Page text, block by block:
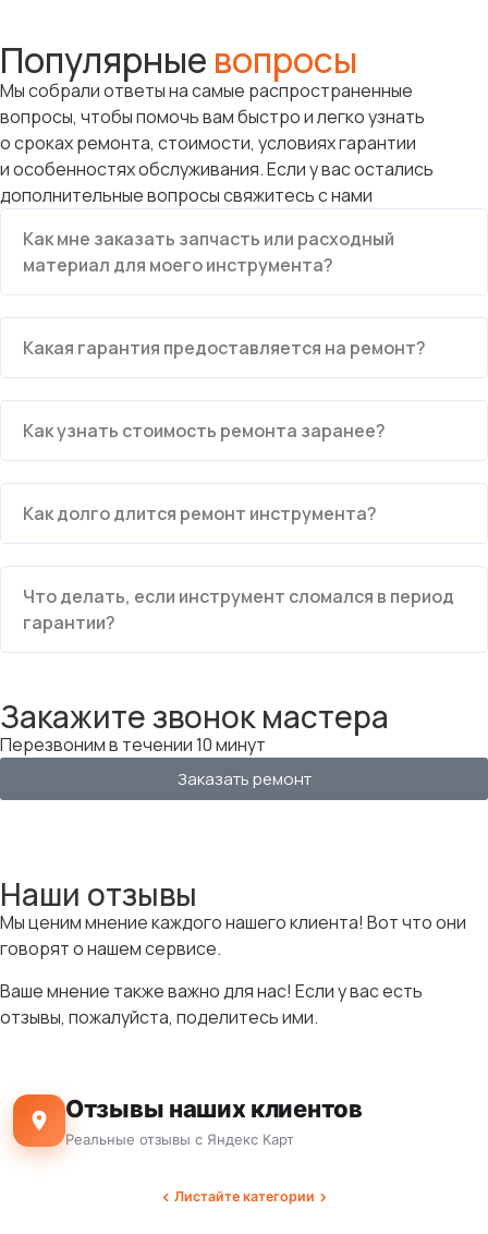
Популярные вопросы
Мы собрали ответы на самые распространенные
вопросы, чтобы помочь вам быстро и легко узнать
о сроках ремонта, стоимости, условиях гарантии
и особенностях обслуживания. Если у вас остались
дополнительные вопросы свяжитесь с нами
Как мне заказать запчасть или расходный
материал для моего инструмента?
Какая гарантия предоставляется на ремонт?
Как узнать стоимость ремонта заранее?
Как долго длится ремонт инструмента?
Что делать, если инструмент сломался в период
гарантии?
Закажите звонок мастера
Перезвоним в течении 10 минут
Заказать ремонт
Наши отзывы
Мы ценим мнение каждого нашего клиента! Вот что они
говорят о нашем сервисе.
Ваше мнение также важно для нас! Если у вас есть
отзывы, пожалуйста, поделитесь ими.
Отзывы наших клиентов
Реальные отзывы с Яндекс Карт
Листайте категории